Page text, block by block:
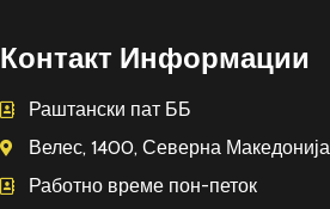
Контакт Информации
Раштански пат ББ
Велес, 1400, Северна Македонија
Работно време пон-петок